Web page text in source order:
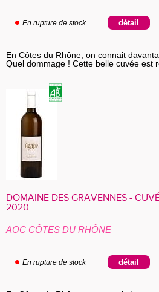
En rupture de stock
En Côtes du Rhône, on connait
Quel dommage ! Cette belle cuvée est
DOMAINE DES GRAVENNES -
2020
AOC CÔTES DU RHÔNE
En rupture de stock